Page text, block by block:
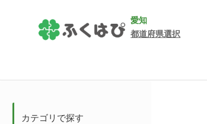
愛知
都道府県選択
カテゴリで探す